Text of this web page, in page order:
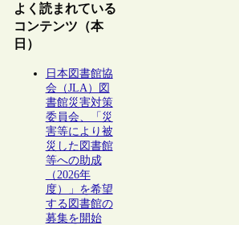
よく読まれている
コンテンツ（本
日）
日本図書館協
会（JLA）図
書館災害対策
委員会、「災
害等により被
災した図書館
等への助成
（2026年
度）」を希望
する図書館の
募集を開始